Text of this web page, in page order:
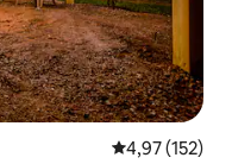
Średnia
4,97 (152)